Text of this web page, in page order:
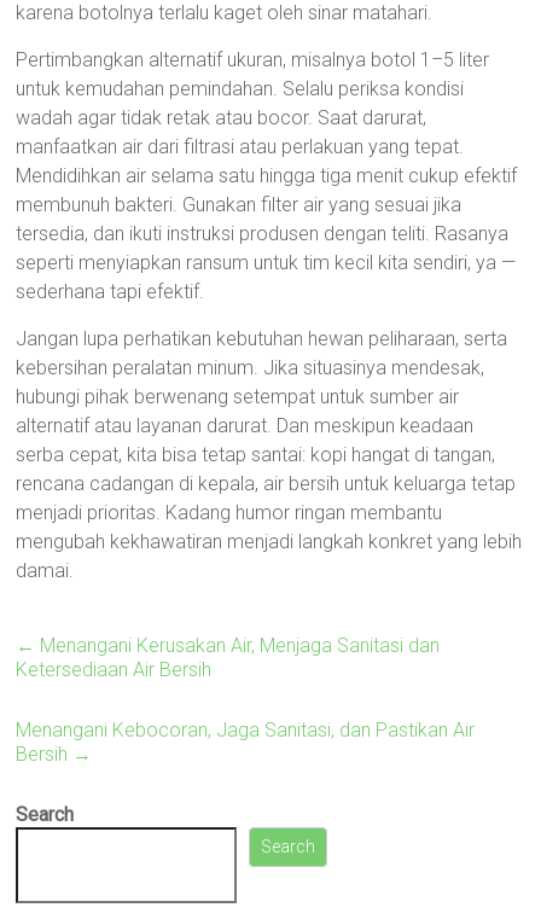
karena botolnya terlalu kaget oleh sinar matahari.
Pertimbangkan alternatif ukuran, misalnya botol 1–5 liter
untuk kemudahan pemindahan. Selalu periksa kondisi
wadah agar tidak retak atau bocor. Saat darurat,
manfaatkan air dari filtrasi atau perlakuan yang tepat.
Mendidihkan air selama satu hingga tiga menit cukup efektif
membunuh bakteri. Gunakan filter air yang sesuai jika
tersedia, dan ikuti instruksi produsen dengan teliti. Rasanya
seperti menyiapkan ransum untuk tim kecil kita sendiri, ya —
sederhana tapi efektif.
Jangan lupa perhatikan kebutuhan hewan peliharaan, serta
kebersihan peralatan minum. Jika situasinya mendesak,
hubungi pihak berwenang setempat untuk sumber air
alternatif atau layanan darurat. Dan meskipun keadaan
serba cepat, kita bisa tetap santai: kopi hangat di tangan,
rencana cadangan di kepala, air bersih untuk keluarga tetap
menjadi prioritas. Kadang humor ringan membantu
mengubah kekhawatiran menjadi langkah konkret yang lebih
damai.
← Menangani Kerusakan Air, Menjaga Sanitasi dan
Ketersediaan Air Bersih
Menangani Kebocoran, Jaga Sanitasi, dan Pastikan Air
Bersih →
Search
Search